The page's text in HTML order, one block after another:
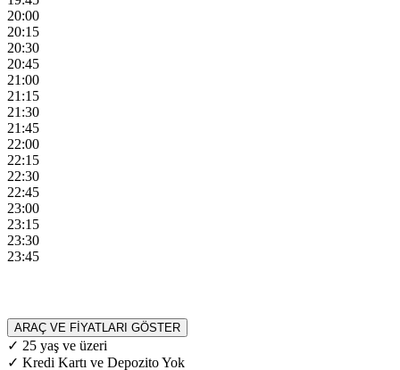
20:00
20:15
20:30
20:45
21:00
21:15
21:30
21:45
22:00
22:15
22:30
22:45
23:00
23:15
23:30
23:45
ARAÇ VE FİYATLARI GÖSTER
✓ 25 yaş ve üzeri
✓ Kredi Kartı ve Depozito Yok